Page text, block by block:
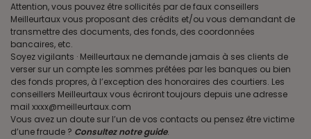
Attention, vous pouvez être sollicités par de faux conseillers
Meilleurtaux vous proposant des crédits et/ou vous demandant de
transmettre des documents, des fonds, des coordonnées
bancaires, etc.
Soyez vigilants · Meilleurtaux ne demande jamais à ses clients de
verser sur un compte les sommes prêtées par les banques ou bien
des fonds propres, à l’exception des honoraires des courtiers. Les
conseillers Meilleurtaux vous écriront toujours depuis une adresse
mail xxxx@meilleurtaux.com
Vous avez un doute sur l’un de vos contacts ou pensez être victime
d’une fraude ? Consultez notre guide.